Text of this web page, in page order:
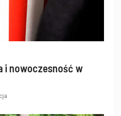
i nowoczesność w